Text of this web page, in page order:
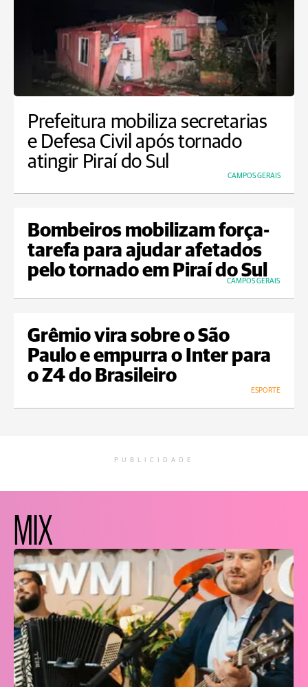
Prefeitura mobiliza secretarias
e Defesa Civil após tornado
atingir Piraí do Sul
CAMPOS GERAIS
Bombeiros mobilizam força-
tarefa para ajudar afetados
pelo tornado em Piraí do Sul
CAMPOS GERAIS
Grêmio vira sobre o São
Paulo e empurra o Inter para
o Z4 do Brasileiro
ESPORTE
PUBLICIDADE
MIX